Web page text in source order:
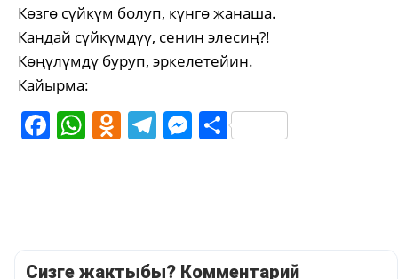
Көзгө сүйкүм болуп, күнгө жанаша.
Кандай сүйкүмдүү, сенин элесиң?!
Көңүлүмдү буруп, эркелетейин.
Кайырма:
Facebook
WhatsApp
Odnoklassniki
Telegram
Messenger
Share
Сизге жактыбы? Комментарий